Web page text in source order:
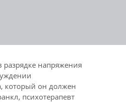
разрядке напряжения
который он должен
психотерапевт